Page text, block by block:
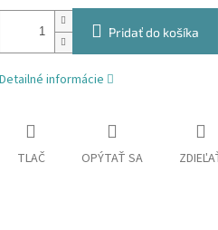
Pridať do košíka
Detailné informácie
TLAČ OPÝTAŤ SA